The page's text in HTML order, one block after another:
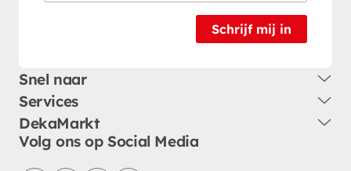
Schrijf mij in
Snel naar
Services
DekaMarkt
Volg ons op Social Media